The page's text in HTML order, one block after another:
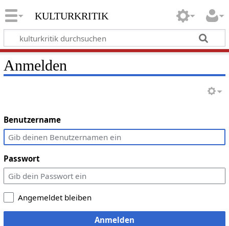
kulturkritik
Anmelden
Benutzername
Passwort
Angemeldet bleiben
Anmelden